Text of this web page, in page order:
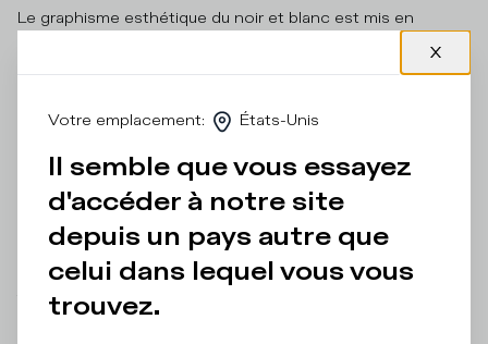
Le graphisme esthétique du noir et blanc est mis en
lumière par une touche de miroir dans cette proposition du
de la basket Temple. Les lignes essentielles évoquent les
modèles vintage des années 90 retravaillés selon les
épaisse en caoutchouc ultra-léger aux finitions artisanales
recommandons de choisir votre taille habituelle.
Détails et composition
Entretien Produit
There was a problem loading related products
problem loading related products
Votre emplacement: États-Unis
Il semble que vous essayez
d'accéder à notre site
depuis un pays autre que
celui dans lequel vous vous
trouvez.